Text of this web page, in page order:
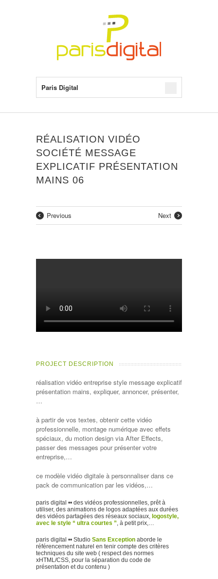
Paris Digital
RÉALISATION VIDÉO
SOCIÉTÉ MESSAGE
EXPLICATIF PRÉSENTATION
MAINS 06
Next
Previous
PROJECT DESCRIPTION
réalisation vidéo entreprise style message explicatif
présentation mains, expliquer, annoncer, présenter,
…
à partir de vos textes, obtenir cette vidéo
professionnelle, montage numérique avec effets
spéciaux, du motion design via After Effects,
passer des messages pour présenter votre
entreprise,…
ce modèle vidéo digitale à personnaliser dans ce
pack de communication par les vidéos,…
paris digital •• des vidéos professionnelles, prêt à
utiliser, des animations de logos adaptées aux durées
des vidéos partagées des réseaux sociaux, logostyle,
avec le style “ ultra courtes ” , à petit prix,…
paris digital •• Studio Sans Exception aborde le
référencement naturel en tenir compte des critères
techniques du site web ( respect des normes
xHTML/CSS, pour la séparation du code de
présentation et du contenu )